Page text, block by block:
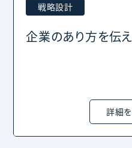
戦略設計
企業のあり方を伝
詳細